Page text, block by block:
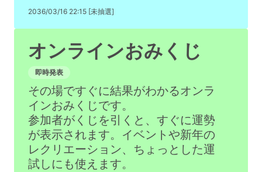
2036/03/16 22:15 [未抽選]
オンラインおみくじ
即時発表
その場ですぐに結果がわかるオンラ
インおみくじです。
参加者がくじを引くと、すぐに運勢
が表示されます。イベントや新年の
レクリエーション、ちょっとした運
試しにも使えます。